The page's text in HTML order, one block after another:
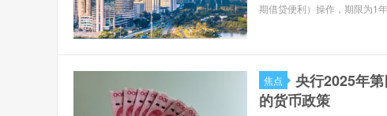
期借贷便利）操作，期限为1年
焦点
央行2025年
的货币政策